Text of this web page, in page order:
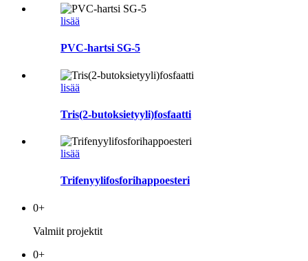
lisää
PVC-hartsi SG-5
lisää
Tris(2-butoksietyyli)fosfaatti
lisää
Trifenyylifosforihappoesteri
0+
Valmiit projektit
0+